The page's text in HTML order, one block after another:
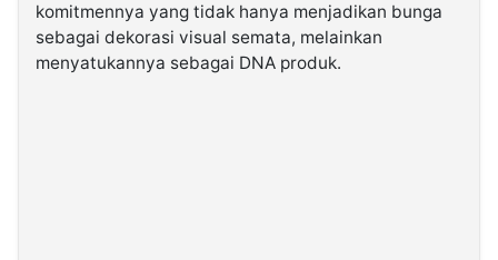
komitmennya yang tidak hanya menjadikan bunga
sebagai dekorasi visual semata, melainkan
menyatukannya sebagai DNA produk.